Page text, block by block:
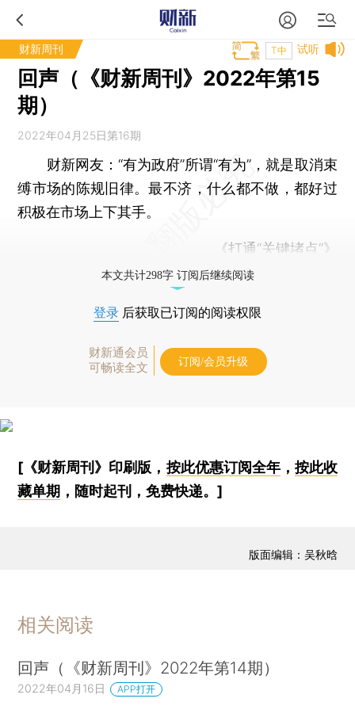
财新周刊 试听
T中
回声（《财新周刊》2022年第15
期）
2022年04月25日第16期
财新网友： “有为政府”所谓“有为”，就是取消束
缚市场的陈规旧律。最不济，什么都不做，都好过
积极在市场上下其手。
《打通“关键堵点”》
本文共计298字 订阅后继续阅读
登录 后获取已订阅的阅读权限
财新通会员
可畅读全文
订阅/会员升级
[《财新周刊》印刷版， 按此优惠订阅全年， 按此收
藏单期 ，随时起刊，免费快递。]
版面编辑：吴秋晗
相关阅读
回声（《财新周刊》2022年第14期）
2022年04月16日 APP打开